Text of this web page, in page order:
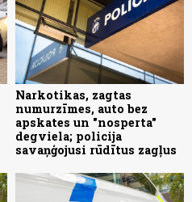
Narkotikas, zagtas
numurzīmes, auto bez
apskates un "nosperta"
degviela; policija
savaņģojusi rūdītus zagļus